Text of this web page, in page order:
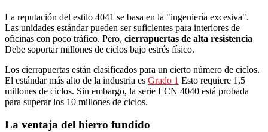
La reputación del estilo 4041 se basa en la "ingeniería excesiva".
Las unidades estándar pueden ser suficientes para interiores de
oficinas con poco tráfico. Pero, cierrapuertas de alta resistencia
Debe soportar millones de ciclos bajo estrés físico.
Los cierrapuertas están clasificados para un cierto número de ciclos.
El estándar más alto de la industria es Grado 1 Esto requiere 1,5
millones de ciclos. Sin embargo, la serie LCN 4040 está probada
para superar los 10 millones de ciclos.
La ventaja del hierro fundido